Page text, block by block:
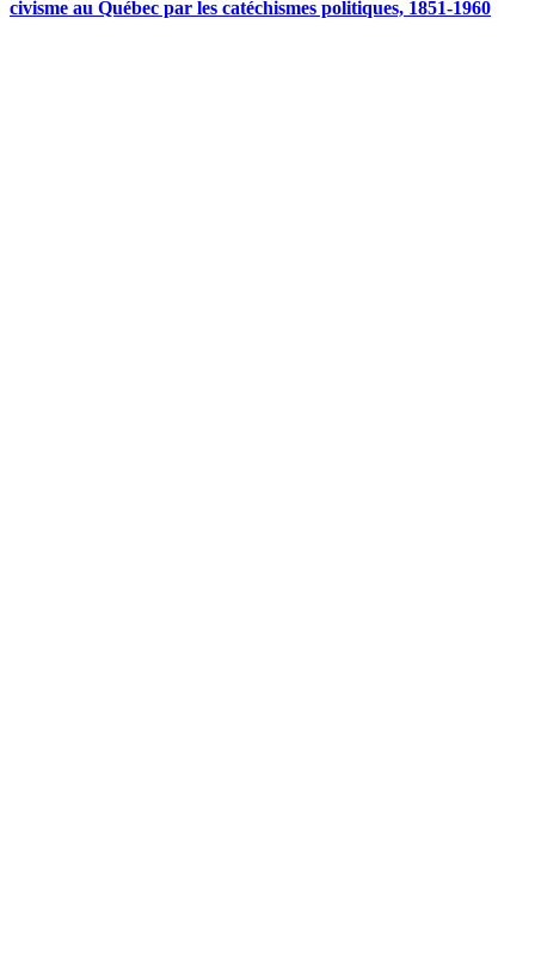
civisme au Québec par les catéchismes politiques, 1851-1960